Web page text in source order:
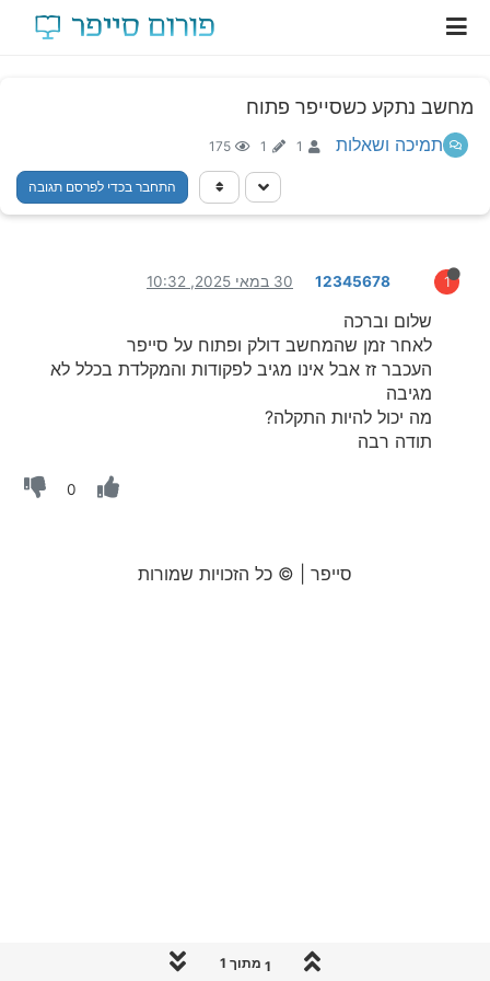
מחשב נתקע כשסייפר פתוח
תמיכה ושאלות 1
1
175
התחבר בכדי לפרסם תגובה
1
12345678 30 במאי 2025, 10:32
שלום וברכה
לאחר זמן שהמחשב דולק ופתוח על סייפר
העכבר זז אבל אינו מגיב לפקודות והמקלדת בכלל לא
מגיבה
מה יכול להיות התקלה?
תודה רבה
0
1 מתוך 1
סייפר | © כל הזכויות שמורות